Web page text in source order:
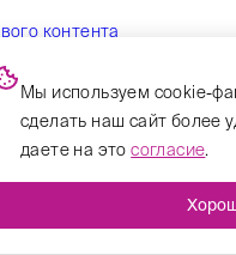
контента
Мы используем cookie-
сделать наш сайт более
даете на этосогласие.